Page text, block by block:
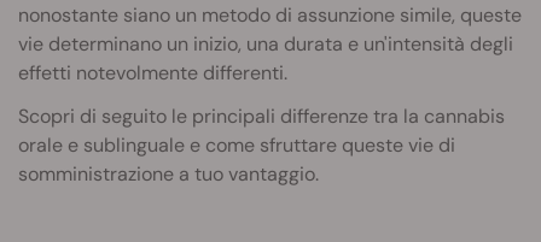
nonostante siano un metodo di assunzione simile, queste
vie determinano un inizio, una durata e un'intensità degli
effetti notevolmente differenti.
Scopri di seguito le principali differenze tra la cannabis
orale e sublinguale e come sfruttare queste vie di
somministrazione a tuo vantaggio.